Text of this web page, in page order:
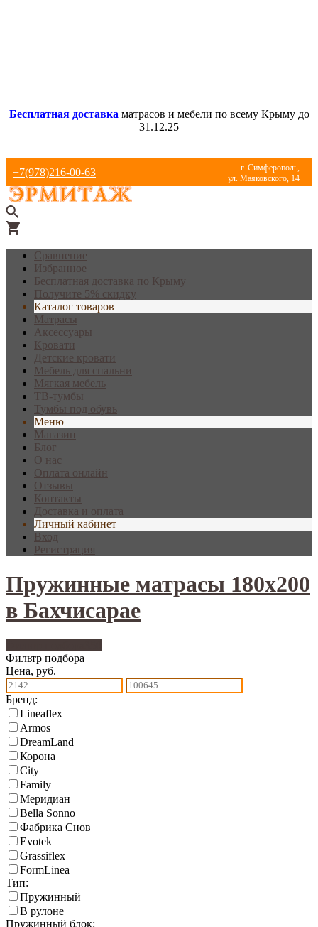
Бесплатная доставка матрасов и мебели по всему Крыму до
31.12.25
+7(978)216-00-63
г. Симферополь,
ул. Маяковского, 14
Сравнение
Избранное
Бесплатная доставка по Крыму
Получите 5% скидку
Каталог товаров
Матрасы
Аксессуары
Кровати
Детские кровати
Мебель для спальни
Мягкая мебель
ТВ-тумбы
Тумбы под обувь
Меню
Магазин
Блог
О нас
Оплата онлайн
Отзывы
Контакты
Доставка и оплата
Личный кабинет
Вход
Регистрация
Пружинные матрасы 180х200
в Бахчисарае
Фильтр подбора
Цена, руб.
Бренд:
Lineaflex
Armos
DreamLand
Корона
City
Family
Меридиан
Bella Sonno
Фабрика Снов
Еvotek
Grassiflex
FormLinea
Тип:
Пружинный
В рулоне
Пружинный блок: